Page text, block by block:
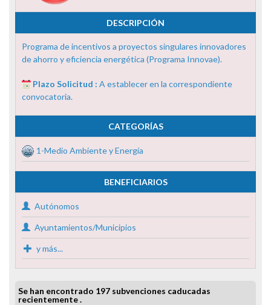
DESCRIPCIÓN
Programa de incentivos a proyectos singulares innovadores
de ahorro y eficiencia energética (Programa Innovae).
Plazo Solicitud : A establecer en la correspondiente
convocatoria.
CATEGORÍAS
1-Medio Ambiente y Energía
BENEFICIARIOS
Autónomos
Ayuntamientos/Municipios
y más...
Se han encontrado 197 subvenciones caducadas
recientemente .